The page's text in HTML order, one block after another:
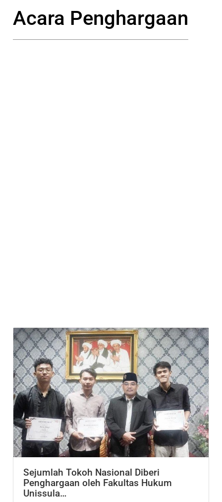
Acara Penghargaan
Sejumlah Tokoh Nasional Diberi
Penghargaan oleh Fakultas Hukum
Unissula…